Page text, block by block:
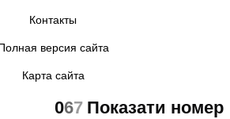
Контакты
версия сайта
Карта сайта
067 Показати номер